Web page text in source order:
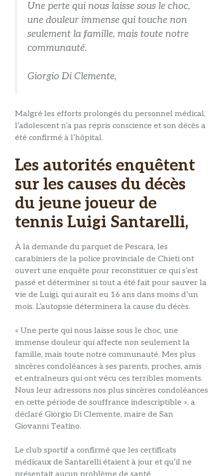
Une perte qui nous laisse sous le choc,
une douleur immense qui touche non
seulement la famille, mais toute notre
communauté.
Giorgio Di Clemente,
Malgré les efforts prolongés du personnel médical,
l’adolescent n’a pas repris conscience et son décès a
été confirmé à l’hôpital.
Les autorités enquêtent
sur les causes du décès
du jeune joueur de
tennis Luigi Santarelli,
À la demande du parquet de Pescara, les
carabiniers de la police provinciale de Chieti ont
ouvert une enquête pour reconstituer ce qui s’est
passé et déterminer si tout a été fait pour sauver la
vie de Luigi, qui aurait eu 16 ans dans moins d’un
mois. L’autopsie déterminera la cause du décès.
« Une perte qui nous laisse sous le choc, une
immense douleur qui affecte non seulement la
famille, mais toute notre communauté. Mes plus
sincères condoléances à ses parents, proches, amis
et entraîneurs qui ont vécu ces terribles moments.
Nous leur adressons nos plus sincères condoléances
en cette période de souffrance indescriptible », a
déclaré Giorgio Di Clemente, maire de San
Giovanni Teatino.
Le club sportif a confirmé que les certificats
médicaux de Santarelli étaient à jour et qu’il ne